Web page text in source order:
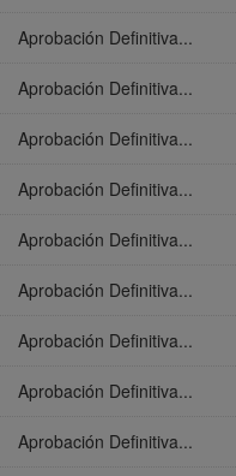
Aprobación Definitiva...
Aprobación Definitiva...
Aprobación Definitiva...
Aprobación Definitiva...
Aprobación Definitiva...
Aprobación Definitiva...
Aprobación Definitiva...
Aprobación Definitiva...
Aprobación Definitiva...